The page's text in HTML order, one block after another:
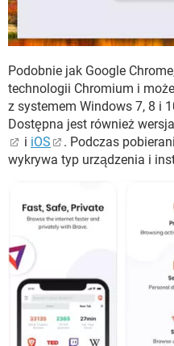
Podobnie jak Google
technologii Chromium i
z systemem Windows 7, 8 i
Dostępna jest również wersja
i iOS
. Podczas
wykrywa typ urządzenia i